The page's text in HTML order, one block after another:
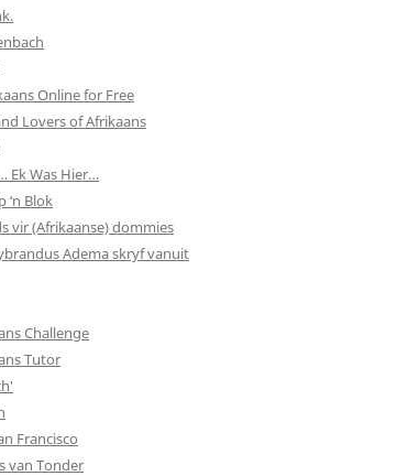
Online for Free
Lovers of Afrikaans
Ek Was Hier…
‘n Blok
vir (Afrikaanse) dommies
Adema skryf vanuit
Challenge
Tutor
Francisco
van Tonder